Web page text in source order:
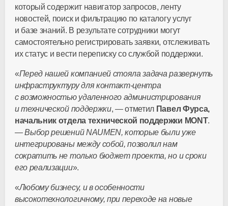
который содержит навигатор запросов, ленту
новостей, поиск и фильтрацию по каталогу услуг
и базе знаний. В результате сотрудники могут
самостоятельно регистрировать заявки, отслеживать
их статус и вести переписку со службой поддержки.
«Перед нашей компанией стояла задача развернуть
инфраструктуру дляконтакт-центра
с возможностью удаленного администрирования
и технической поддержки, — отметил Павел Фурса,
начальник отдела технической поддержки MONT.
—Выбор решений NAUMEN, которые были уже
интегрированы между собой, позволил нам
сократить не только бюджет проекта, но и сроки
его реализации».
«Любому бизнесу, и в особенности
высокотехнологичному, при переходе на новые